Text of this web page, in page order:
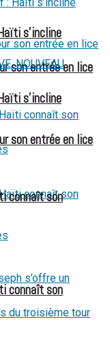
s’incline
son entrée en lice
connaît son
s’incline
son entrée en lice
connaît son